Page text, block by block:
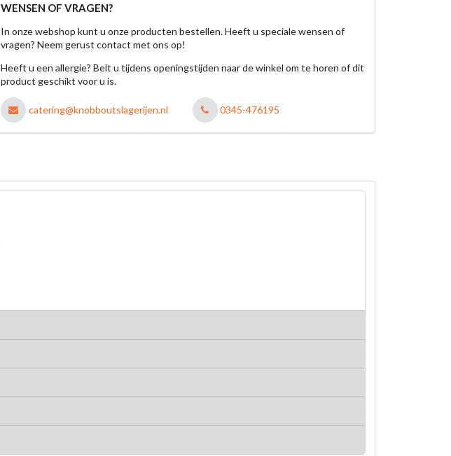
WENSEN OF VRAGEN?
In onze webshop kunt u onze producten bestellen. Heeft u speciale wensen of
vragen? Neem gerust contact met ons op!
Heeft u een allergie? Belt u tijdens openingstijden naar de winkel om te horen of dit
product geschikt voor u is.
catering@knobboutslagerijen.nl 0345-476195